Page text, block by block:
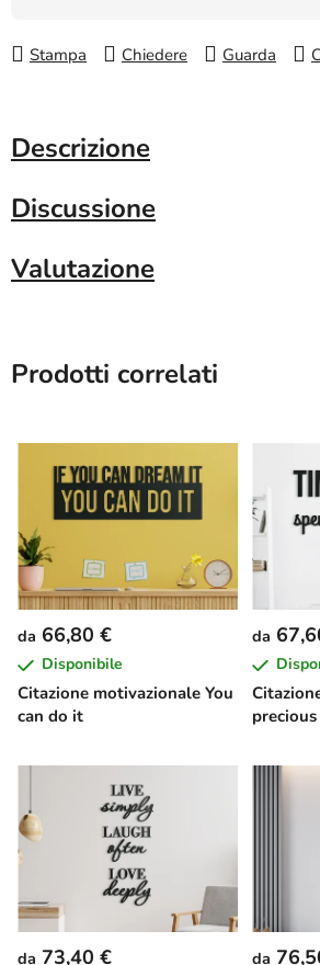
Stampa Chiedere Guarda
Descrizione
Discussione
Valutazione
Prodotti correlati
Citazione motivazionale You
can do it
da 66,80 €
Disponibile
da
da 73,40 € da